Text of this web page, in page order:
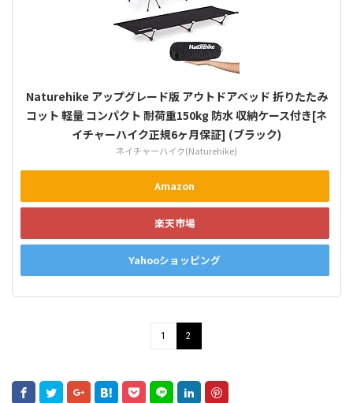
Naturehike アップグレード版 アウトドアベッド 折りたたみ
コット 軽量 コンパクト 耐荷重150kg 防水 収納ケース付き[ネ
イチャーハイク正規6ヶ月保証] (ブラック)
ネイチャーハイク(Naturehike)
Amazon
楽天市場
Yahooショッピング
1 2